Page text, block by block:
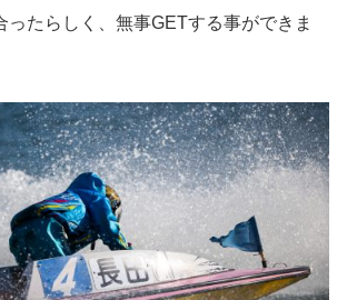
ったらしく、無事GETする事ができま